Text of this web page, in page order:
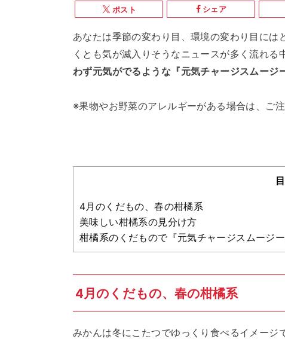
ポスト シェア
あなたは季節の変わり目、環境の変わり目に
くとも気が滅入りそうなニュースが多く流れる
わず元気がでるような『元気チャージスムージ
※果物やお野菜のアレルギーがある場合は、ご注
4月のくだもの、春の柑橘系
美味しい柑橘系の見分け方
柑橘系のくだもので『元気チャージスムージー
4月のくだもの、春の柑橘系
みかんは冬にこたつでゆっくり食べるイメー